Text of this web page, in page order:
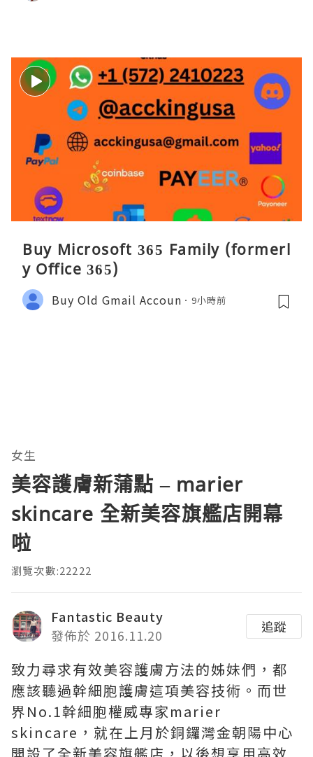
Buy Microsoft 365 Family (formerl
y Office 365)
Buy Old Gmail Accoun 9小時前
女生
美容護膚新蒲點 – marier
skincare 全新美容旗艦店開幕
啦
瀏覽次數:22222
Fantastic Beauty
發佈於 2016.11.20
追蹤
致力尋求有效美容護膚方法的姊妹們，都
應該聽過幹細胞護膚這項美容技術。而世
界No.1幹細胞權威專家marier
skincare，就在上月於銅鑼灣金朝陽中心